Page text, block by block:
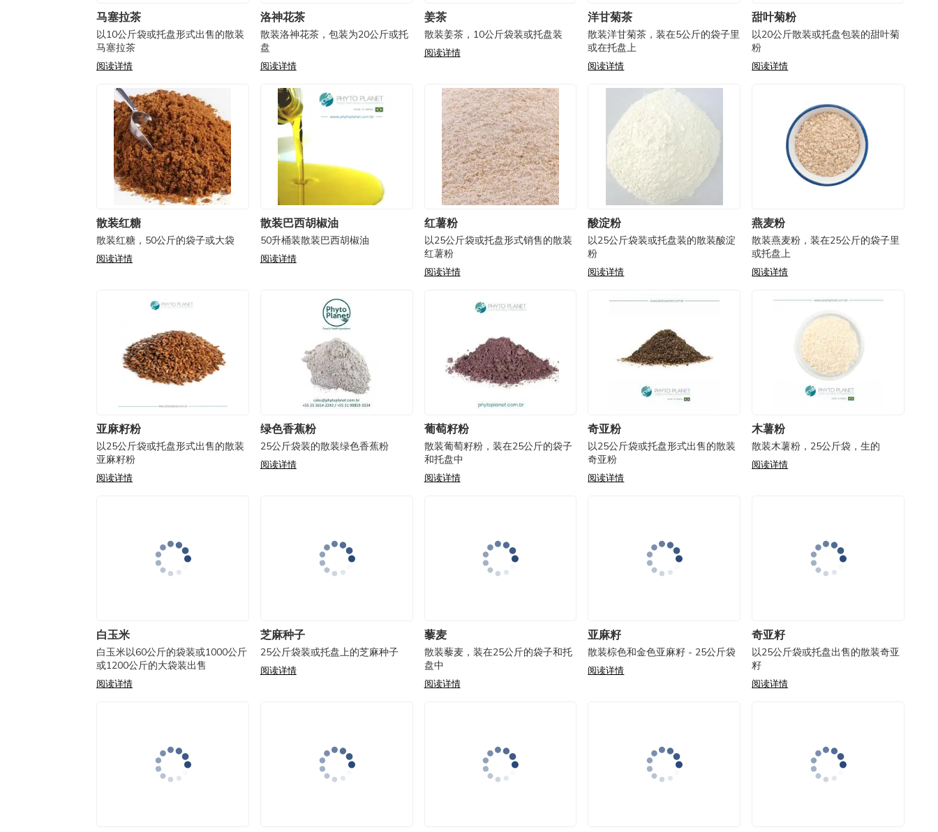
马塞拉茶
以10公斤袋或托盘形式出售的散装
马塞拉茶
阅读详情
洛神花茶
散装洛神花茶，包装为20公斤或托
盘
阅读详情
姜茶
散装姜茶，10公斤袋装或托盘装
阅读详情
洋甘菊茶
散装洋甘菊茶，装在5公斤的袋子里
或在托盘上
阅读详情
甜叶菊粉
以20公斤散装或托盘包装的甜叶菊
粉
阅读详情
散装红糖
散装红糖，50公斤的袋子或大袋
阅读详情
散装巴西胡椒油
50升桶装散装巴西胡椒油
阅读详情
红薯粉
以25公斤袋或托盘形式销售的散装
红薯粉
阅读详情
酸淀粉
以25公斤袋装或托盘装的散装酸淀
粉
阅读详情
燕麦粉
散装燕麦粉，装在25公斤的袋子里
或托盘上
阅读详情
亚麻籽粉
以25公斤袋或托盘形式出售的散装
亚麻籽粉
阅读详情
绿色香蕉粉
25公斤袋装的散装绿色香蕉粉
阅读详情
葡萄籽粉
散装葡萄籽粉，装在25公斤的袋子
和托盘中
阅读详情
奇亚粉
以25公斤袋或托盘形式出售的散装
奇亚粉
阅读详情
木薯粉
散装木薯粉，25公斤袋，生的
阅读详情
白玉米
白玉米以60公斤的袋装或1000公斤
或1200公斤的大袋装出售
阅读详情
芝麻种子
25公斤袋装或托盘上的芝麻种子
阅读详情
藜麦
散装藜麦，装在25公斤的袋子和托
盘中
阅读详情
亚麻籽
散装棕色和金色亚麻籽 - 25公斤袋
阅读详情
奇亚籽
以25公斤袋或托盘出售的散装奇亚
籽
阅读详情